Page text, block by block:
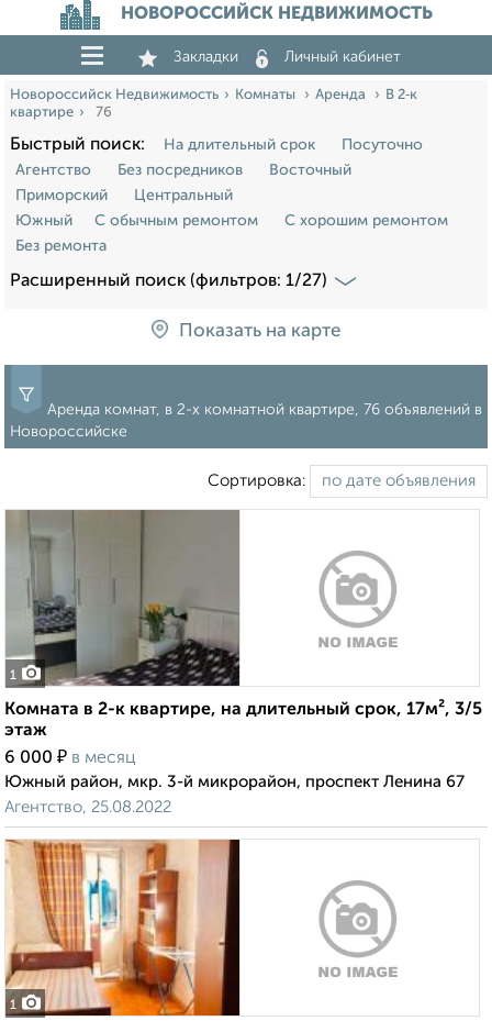
НОВОРОССИЙСК НЕДВИЖИМОСТЬ
Закладки Личный кабинет
Новороссийск Недвижимость Комнаты Аренда
В 2‑к
квартире
76
Быстрый поиск: На длительный срок
Посуточно
Агентство
Без посредников
Восточный
Приморский
Центральный
Южный
С обычным ремонтом
С хорошим ремонтом
Без ремонта
Расширенный поиск (фильтров: 1/27)
Показать на карте
Аренда комнат, в 2-х комнатной квартире, 76 объявлений в
Новороссийске
Сортировка:
1
Комната в 2-к квартире, на длительный срок, 17м², 3/5
этаж
6 000 ₽ в месяц
Южный район, мкр. 3-й микрорайон, проспект Ленина 67
Агентство, 25.08.2022
1